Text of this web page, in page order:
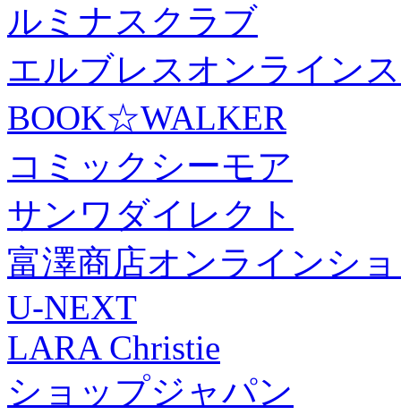
ルミナスクラブ
エルブレスオンライン
BOOK☆WALKER
コミックシーモア
サンワダイレクト
富澤商店オンラインシ
U-NEXT
LARA Christie
ショップジャパン